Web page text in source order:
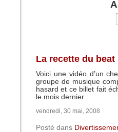
La recette du beat
Voici une vidéo d’un
groupe de musique
hasard et ce billet fait
le mois dernier.
vendredi, 30 mai, 2008
Posté dans